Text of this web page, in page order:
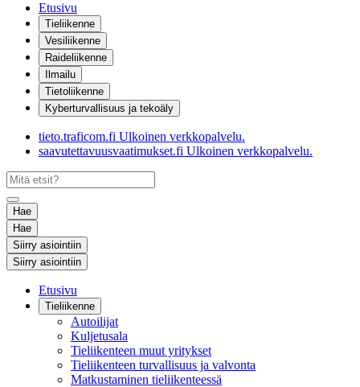
Etusivu
Tieliikenne
Vesiliikenne
Raideliikenne
Ilmailu
Tietoliikenne
Kyberturvallisuus ja tekoäly
tieto.traficom.fi Ulkoinen verkkopalvelu.
saavutettavuusvaatimukset.fi Ulkoinen verkkopalvelu.
Hae
Hae
Siirry asiointiin
Siirry asiointiin
Etusivu
Tieliikenne
Autoilijat
Kuljetusala
Tieliikenteen muut yritykset
Tieliikenteen turvallisuus ja valvonta
Matkustaminen tieliikenteessä